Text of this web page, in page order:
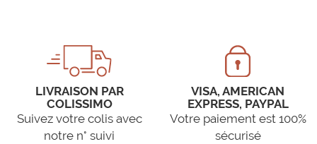
LIVRAISON PAR
COLISSIMO
Suivez votre colis avec
notre n° suivi
VISA, AMERICAN
EXPRESS, PAYPAL
Votre paiement est 100%
sécurisé